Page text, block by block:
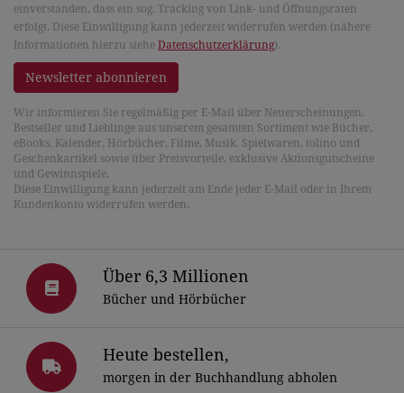
einverstanden, dass ein sog. Tracking von Link- und Öffnungsraten
erfolgt. Diese Einwilligung kann jederzeit widerrufen werden (nähere
Informationen hierzu siehe Datenschutzerklärung).
Newsletter abonnieren
Wir informieren Sie regelmäßig per E-Mail über Neuerscheinungen,
Bestseller und Lieblinge aus unserem gesamten Sortiment wie Bücher,
eBooks, Kalender, Hörbücher, Filme, Musik, Spielwaren, tolino und
Geschenkartikel sowie über Preisvorteile, exklusive Aktionsgutscheine
und Gewinnspiele.
Diese Einwilligung kann jederzeit am Ende jeder E-Mail oder in Ihrem
Kundenkonto widerrufen werden.
Über 6,3 Millionen
Bücher und Hörbücher
Heute bestellen,
morgen in der Buchhandlung abholen